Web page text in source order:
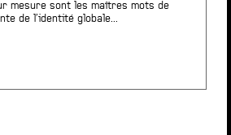
mesure sont les maîtres mots de
de l’identité globale...